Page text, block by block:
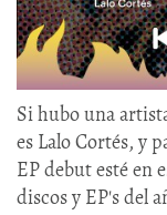
Si hubo una
es Lalo Cortés, y
EP debut esté en
discos y EP's del